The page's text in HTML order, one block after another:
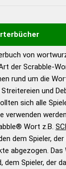
eines
gute
und
das Scrabble-
Turnier Scrabble-
– Standardwerk
von
der Scrabble-
rund um die
und
sich alle
verwenden
Wort z.B.
dem Spieler, der
abgezogen. Das
dem Spieler, der